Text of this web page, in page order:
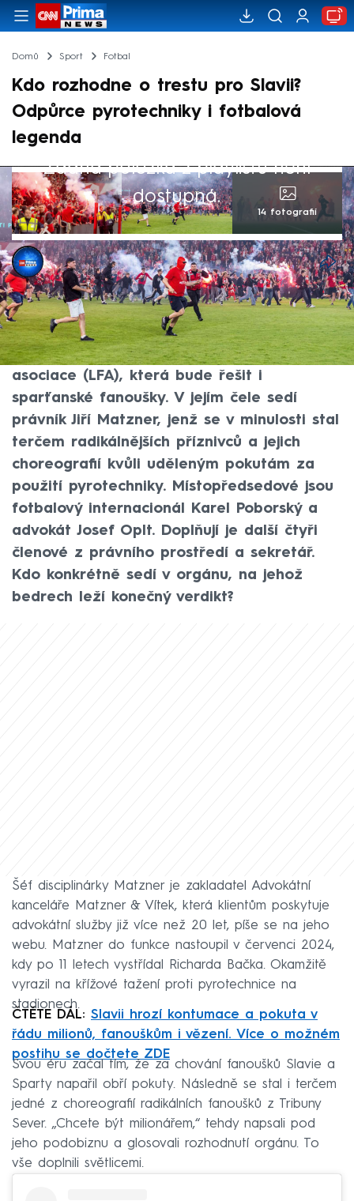
Domů Sport Fotbal
Kdo rozhodne o trestu pro Slavii?
Odpůrce pyrotechniky i fotbalová
legenda
Žádná položka z playlistu není
dostupná.
14 fotografií
CNN Prima NEWS
11. kvě 2026, 13:47
O slávistickém trestu po sobotním řádění
při pražském derby rozhodne v úterý
disciplinární komise Ligové fotbalové
asociace (LFA), která bude řešit i
sparťanské fanoušky. V jejím čele sedí
právník Jiří Matzner, jenž se v minulosti stal
terčem radikálnějších příznivců a jejich
choreografií kvůli uděleným pokutám za
použití pyrotechniky. Místopředsedové jsou
fotbalový internacionál Karel Poborský a
advokát Josef Oplt. Doplňují je další čtyři
členové z právního prostředí a sekretář.
Kdo konkrétně sedí v orgánu, na jehož
bedrech leží konečný verdikt?
Šéf disciplinárky Matzner je zakladatel Advokátní
kanceláře Matzner & Vítek, která klientům poskytuje
advokátní služby již více než 20 let, píše se na jeho
webu. Matzner do funkce nastoupil v červenci 2024,
kdy po 11 letech vystřídal Richarda Bačka. Okamžitě
vyrazil na křížové tažení proti pyrotechnice na
stadionech.
ČTĚTE DÁL: Slavii hrozí kontumace a pokuta v
řádu milionů, fanouškům i vězení. Více o možném
postihu se dočtete ZDE
Svou éru začal tím, že za chování fanoušků Slavie a
Sparty napařil obří pokuty. Následně se stal i terčem
jedné z choreografií radikálních fanoušků z Tribuny
Sever. „Chcete být milionářem,“ tehdy napsali pod
jeho podobiznu a glosovali rozhodnutí orgánu. To
vše doplnili světlicemi.